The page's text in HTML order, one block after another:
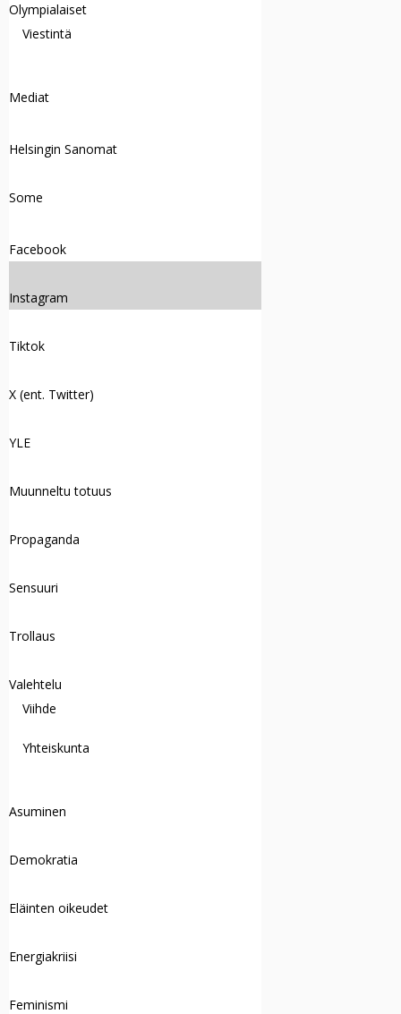
Olympialaiset
Viestintä
Mediat
Helsingin Sanomat
Some
Facebook
Instagram
Tiktok
X (ent. Twitter)
YLE
Muunneltu totuus
Propaganda
Sensuuri
Trollaus
Valehtelu
Viihde
Yhteiskunta
Asuminen
Demokratia
Eläinten oikeudet
Energiakriisi
Feminismi